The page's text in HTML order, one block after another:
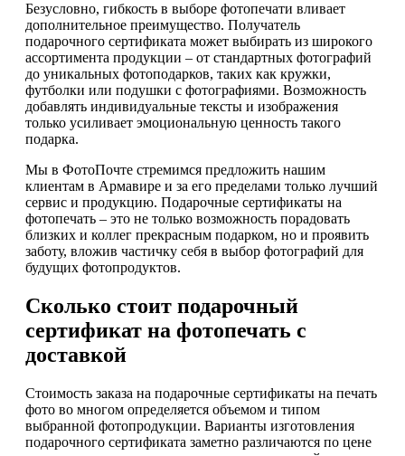
Безусловно, гибкость в выборе фотопечати вливает
дополнительное преимущество. Получатель
подарочного сертификата может выбирать из широкого
ассортимента продукции – от стандартных фотографий
до уникальных фотоподарков, таких как кружки,
футболки или подушки с фотографиями. Возможность
добавлять индивидуальные тексты и изображения
только усиливает эмоциональную ценность такого
подарка.
Мы в ФотоПочте стремимся предложить нашим
клиентам в Армавире и за его пределами только лучший
сервис и продукцию. Подарочные сертификаты на
фотопечать – это не только возможность порадовать
близких и коллег прекрасным подарком, но и проявить
заботу, вложив частичку себя в выбор фотографий для
будущих фотопродуктов.
Сколько стоит подарочный
сертификат на фотопечать с
доставкой
Стоимость заказа на подарочные сертификаты на печать
фото во многом определяется объемом и типом
выбранной фотопродукции. Варианты изготовления
подарочного сертификата заметно различаются по цене